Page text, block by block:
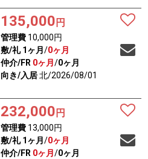
135,000 円
管理費10,000円
敷/礼 1ヶ月 /0ヶ月
仲介/FR 0ヶ月 /0ヶ月
向き/入居北/2026/08/01
232,000 円
管理費13,000円
敷/礼 1ヶ月 /0ヶ月
仲介/FR 0ヶ月 /0ヶ月